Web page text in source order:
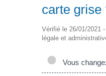
carte grise
Vérifié le 26/01/2021
légale et
Vous